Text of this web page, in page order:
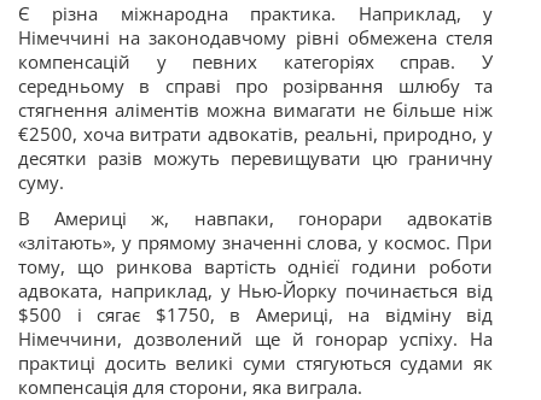
Є різна міжнародна практика. Наприклад, у
Німеччині на законодавчому рівні обмежена стеля
компенсацій у певних категоріях справ. У
середньому в справі про розірвання шлюбу та
стягнення аліментів можна вимагати не більше ніж
€2500, хоча витрати адвокатів, реальні, природно, у
десятки разів можуть перевищувати цю граничну
суму.
В Америці ж, навпаки, гонорари адвокатів
«злітають», у прямому значенні слова, у космос. При
тому, що ринкова вартість однієї години роботи
адвоката, наприклад, у Нью-Йорку починається від
$500 і сягає $1750, в Америці, на відміну від
Німеччини, дозволений ще й гонорар успіху. На
практиці досить великі суми стягуються судами як
компенсація для сторони, яка виграла.